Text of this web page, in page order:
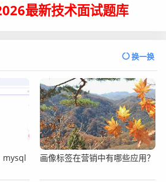
最新技术面试题库
换一换
mysql
画像标签在营销中有哪些应用？